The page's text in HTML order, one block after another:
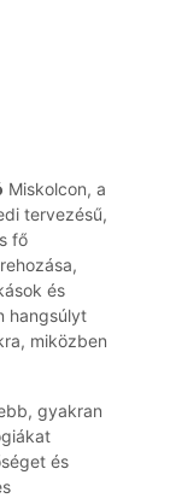
Miskolcon, a
tervezésű,
fő
és
hangsúlyt
miközben
gyakran
és